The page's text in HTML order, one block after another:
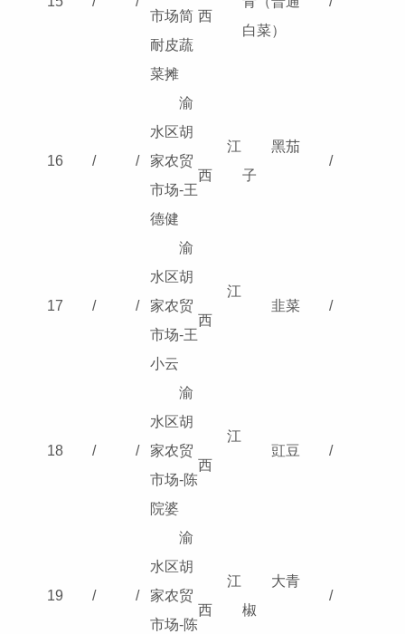
市场简
耐皮蔬
菜摊
西
白菜）
16 / /
渝
水区胡
家农贸
市场-王
德健
江
西
黑茄
子
/
17 / /
渝
水区胡
家农贸
市场-王
小云
江
西
韭菜 /
18 / /
渝
水区胡
家农贸
市场-陈
院婆
江
西
豇豆 /
19 / /
渝
水区胡
家农贸
市场-陈
江
西
大青
椒
/